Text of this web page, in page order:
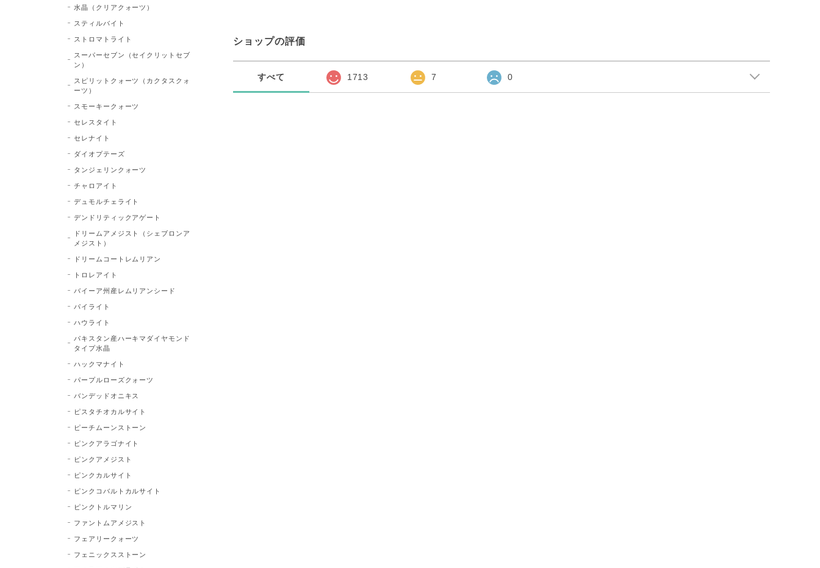
ショップの評価
すべて 1713 7 0
水晶（クリアクォーツ）
スティルバイト
ストロマトライト
スーパーセブン（セイクリットセブ
ン）
スピリットクォーツ（カクタスクォ
ーツ）
スモーキークォーツ
セレスタイト
セレナイト
ダイオプテーズ
タンジェリンクォーツ
チャロアイト
デュモルチェライト
デンドリティックアゲート
ドリームアメジスト（シェブロンア
メジスト）
ドリームコートレムリアン
トロレアイト
バイーア州産レムリアンシード
パイライト
ハウライト
パキスタン産ハーキマダイヤモンド
タイプ水晶
ハックマナイト
パープルローズクォーツ
バンデッドオニキス
ピスタチオカルサイト
ピーチムーンストーン
ピンクアラゴナイト
ピンクアメジスト
ピンクカルサイト
ピンクコバルトカルサイト
ピンクトルマリン
ファントムアメジスト
フェアリークォーツ
フェニックスストーン